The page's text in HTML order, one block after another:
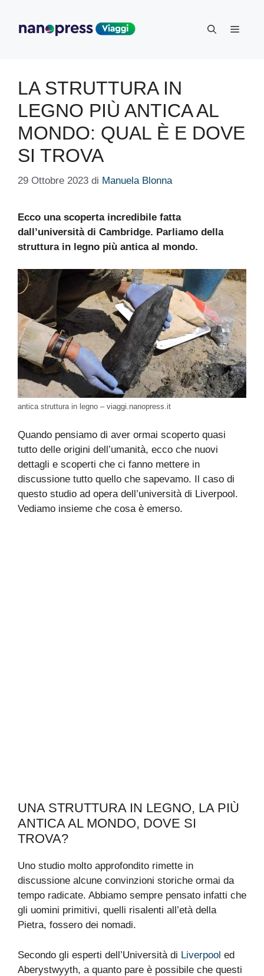
contenuto
Menu
LA STRUTTURA IN
LEGNO PIÙ ANTICA AL
MONDO: QUAL È E DOVE
SI TROVA
29 Ottobre 2023 di Manuela Blonna
Ecco una scoperta incredibile fatta
dall’università di Cambridge. Parliamo della
struttura in legno più antica al mondo.
antica struttura in legno – viaggi.nanopress.it
Quando pensiamo di aver ormai scoperto quasi
tutto delle origini dell’umanità, ecco che nuovi
dettagli e scoperti che ci fanno mettere in
discussione tutto quello che sapevamo. Il caso di
questo studio ad opera dell’università di Liverpool.
Vediamo insieme che cosa è emerso.
UNA STRUTTURA IN LEGNO, LA PIÙ
ANTICA AL MONDO, DOVE SI
TROVA?
Uno studio molto approfondito rimette in
discussione alcune convinzioni storiche ormai da
tempo radicate. Abbiamo sempre pensato infatti che
gli uomini primitivi, quelli risalenti all’età della
Pietra, fossero dei nomadi.
Secondo gli esperti dell’Università di Liverpool ed
Aberystwyyth, a quanto pare è possibile che questi